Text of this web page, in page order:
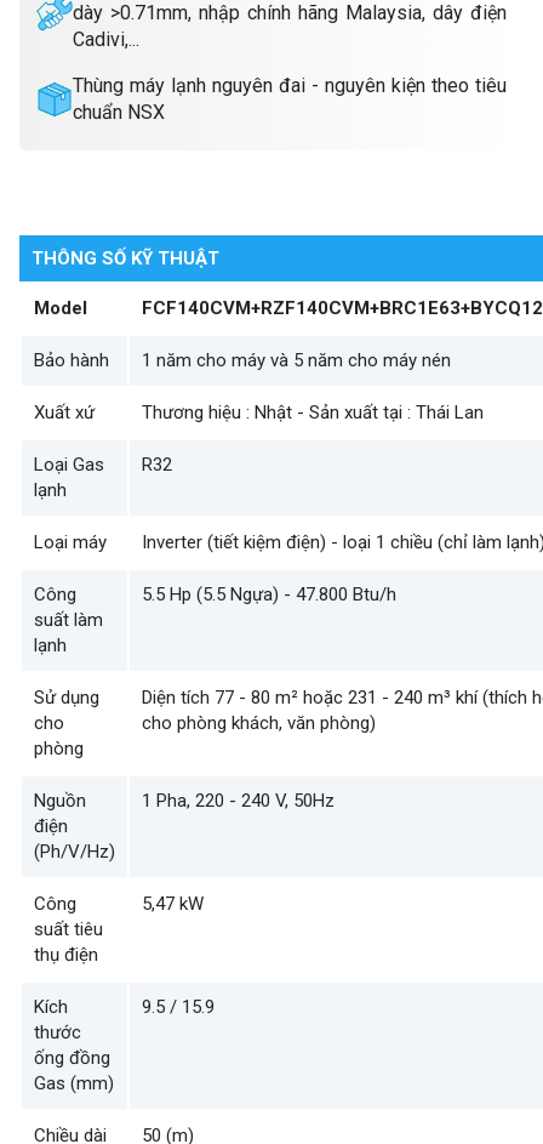
dày >0.71mm, nhập chính hãng Malaysia, dây điện
Cadivi,...
Thùng máy lạnh nguyên đai - nguyên kiện theo tiêu
chuẩn NSX
THÔNG SỐ KỸ THUẬT
Model
Bảo hành 1 năm cho máy và 5 năm cho máy nén
Xuất xứ Thương hiệu : Nhật - Sản xuất tại : Thái Lan
Loại Gas
lạnh
R32
Loại máy Inverter (tiết kiệm điện) - loại 1 chiều (chỉ làm
Công
suất làm
lạnh
5.5 Hp (5.5 Ngựa) - 47.800 Btu/h
Sử dụng
cho
phòng
Diện tích 77 - 80 m² hoặc 231 - 240 m³ khí (thích
cho phòng khách, văn phòng)
Nguồn
điện
(Ph/V/Hz)
1 Pha, 220 - 240 V, 50Hz
Công
suất tiêu
thụ điện
5,47 kW
Kích
thước
ống đồng
Gas (mm)
9.5 / 15.9
Chiều dài 50 (m)